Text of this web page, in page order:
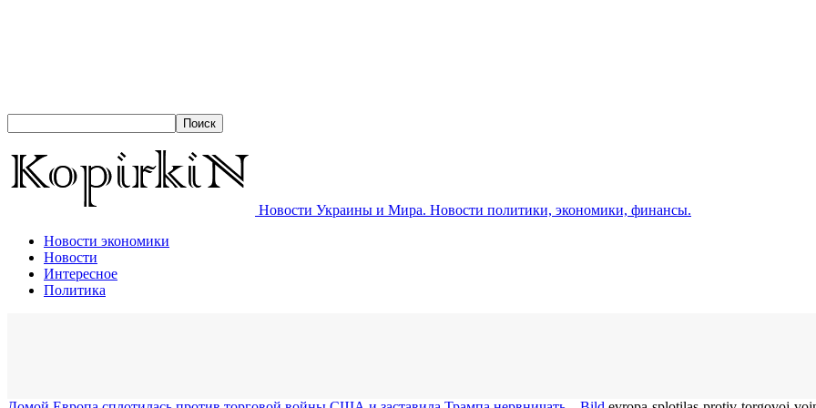
Новости Украины и Мира. Новости политики, экономики, финансы.
Новости экономики
Новости
Интересное
Политика